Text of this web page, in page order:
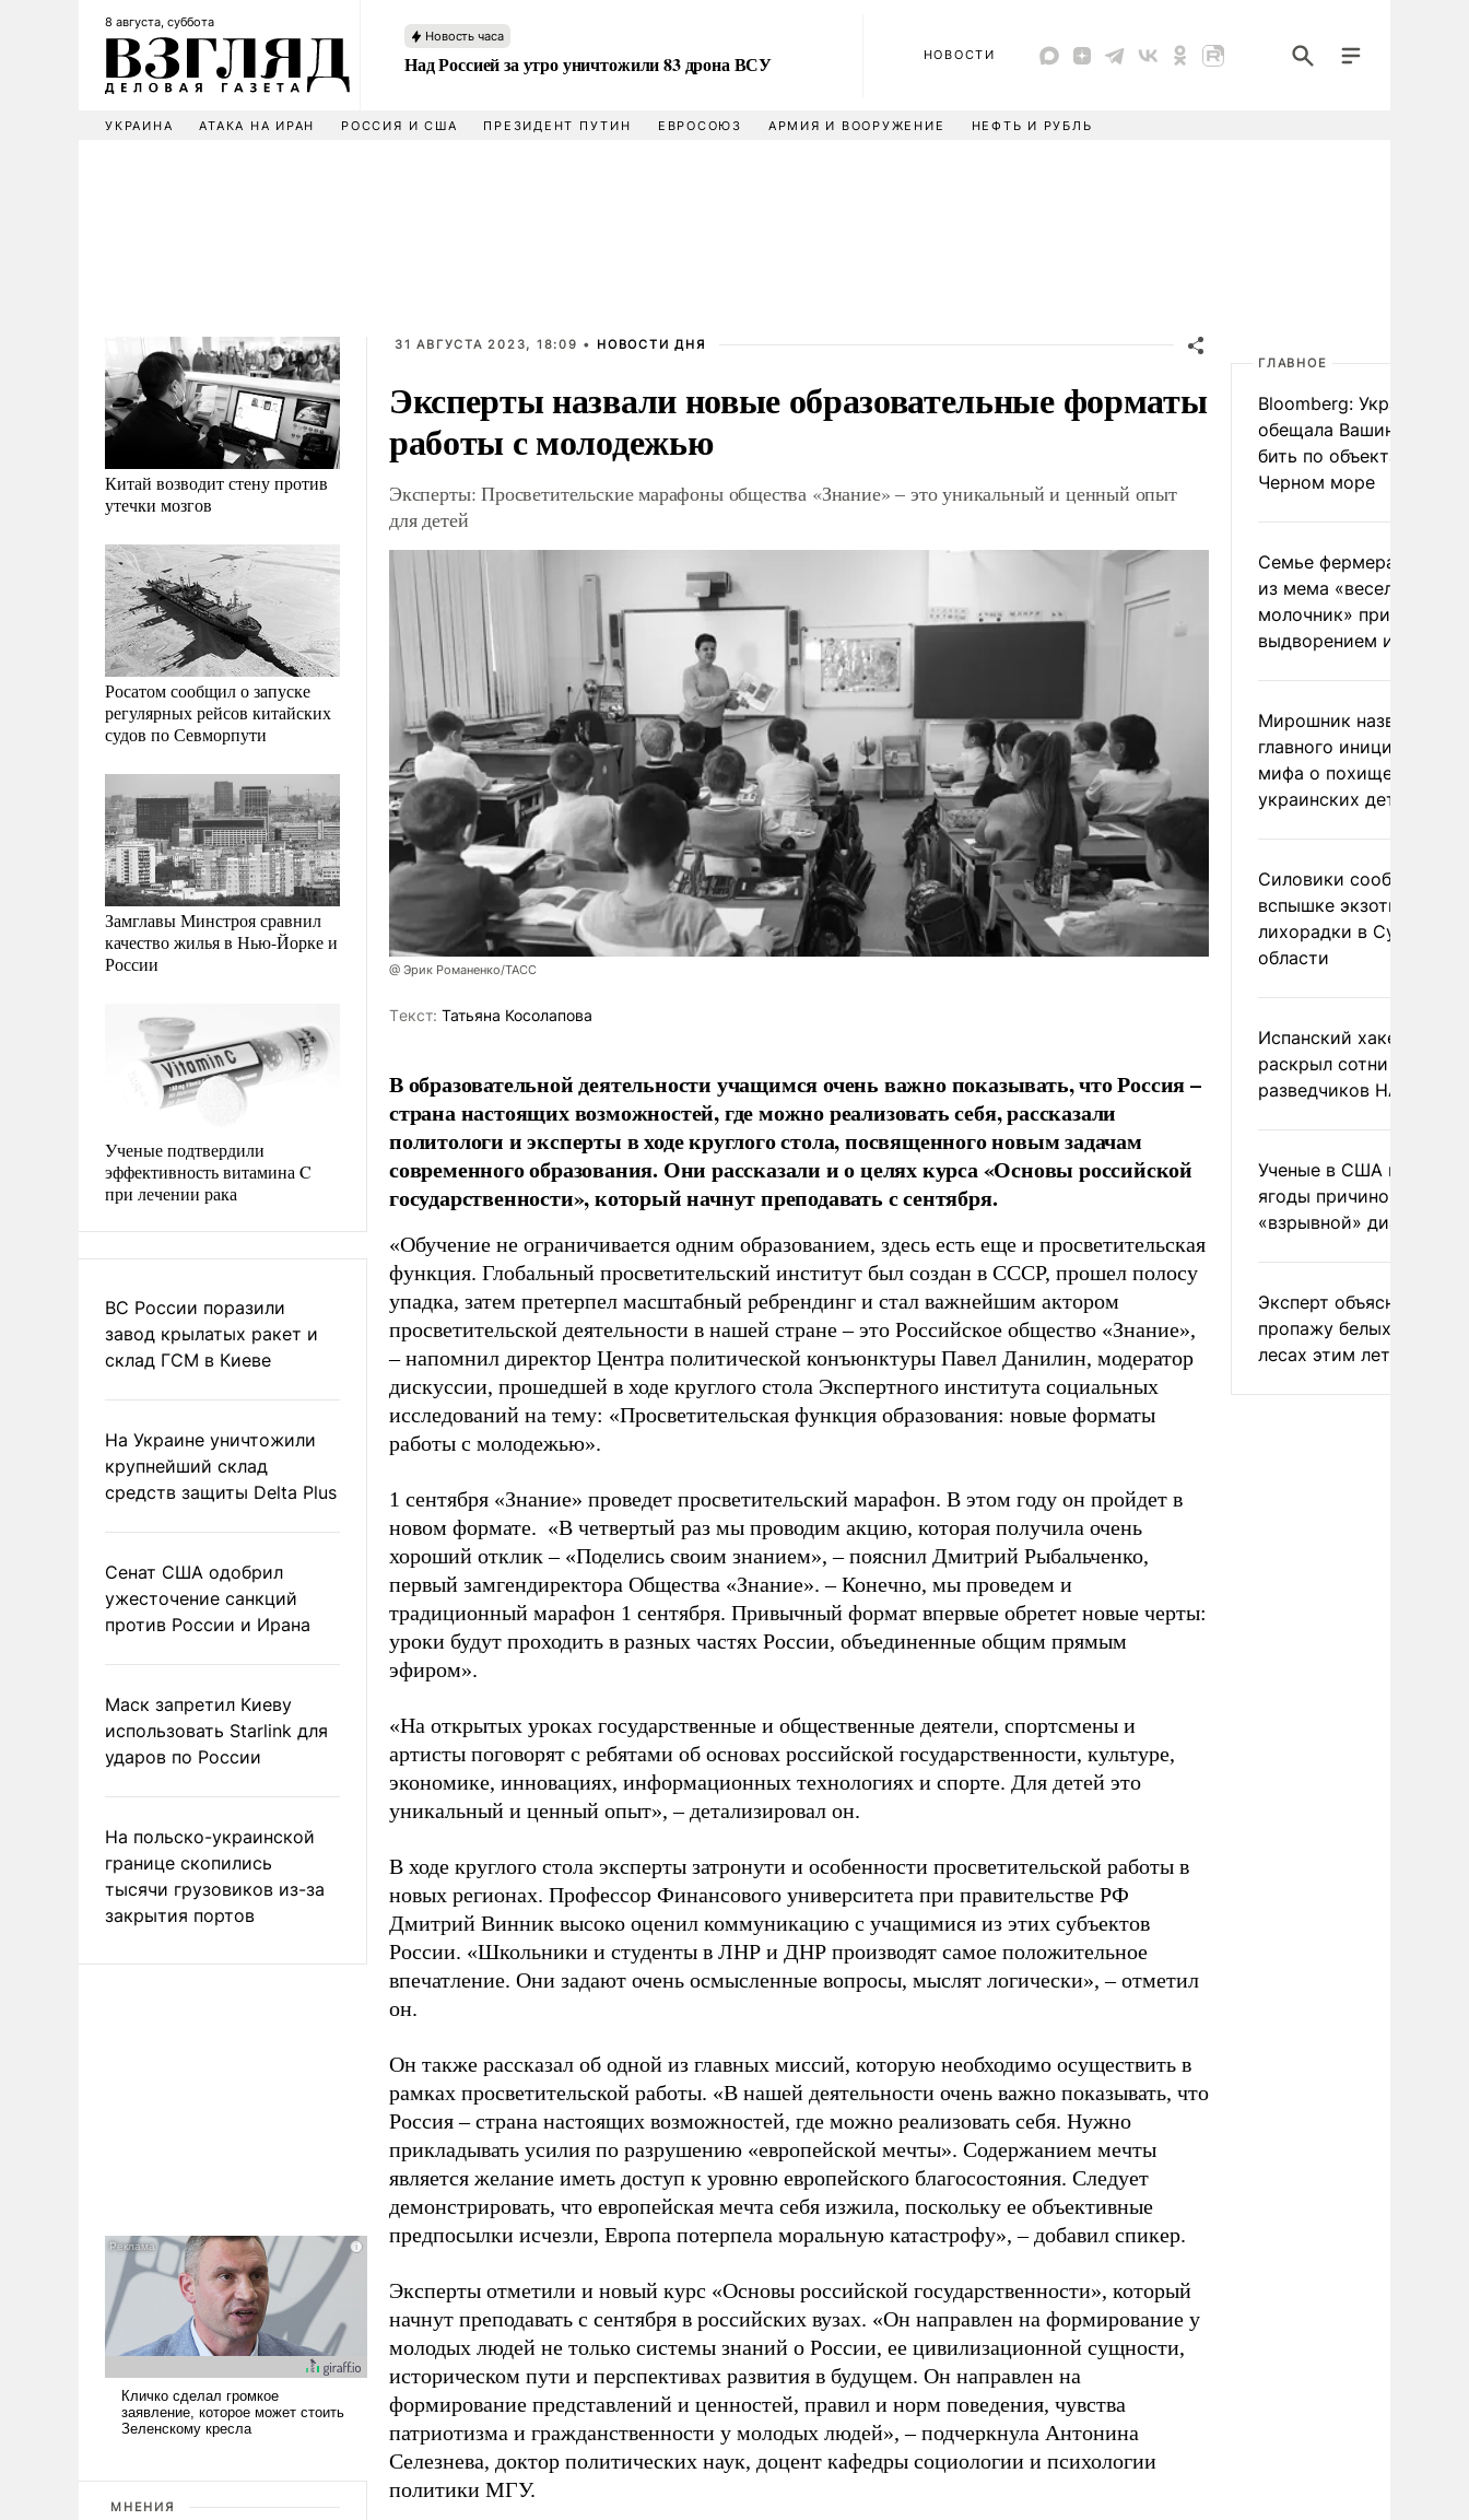
8 августа, суббота
Новость часа
Над Россией за утро уничтожили 83 дрона ВСУ НОВОСТИ
УКРАИНА АТАКА НА ИРАН РОССИЯ И США ПРЕЗИДЕНТ ПУТИН ЕВРОСОЮЗ АРМИЯ И ВООРУЖЕНИЕ НЕФТЬ И РУБЛЬ
Китай возводит стену против
утечки мозгов
Росатом сообщил о запуске
регулярных рейсов китайских
судов по Севморпути
Замглавы Минстроя сравнил
качество жилья в Нью-Йорке и
России
Ученые подтвердили
эффективность витамина C
при лечении рака
ВС России поразили
завод крылатых ракет и
склад ГСМ в Киеве
На Украине уничтожили
крупнейший склад
средств защиты Delta Plus
Сенат США одобрил
ужесточение санкций
против России и Ирана
Маск запретил Киеву
использовать Starlink для
ударов по России
На польско-украинской
границе скопились
тысячи грузовиков из-за
закрытия портов
МНЕНИЯ
31 АВГУСТА 2023, 18:09 • НОВОСТИ ДНЯ
Эксперты назвали новые образовательные форматы
работы с молодежью
Эксперты: Просветительские марафоны общества «Знание» – это уникальный и ценный опыт
для детей
@ Эрик Романенко/ТАСС
Tекст: Татьяна Косолапова
В образовательной деятельности учащимся очень важно показывать, что Россия –
страна настоящих возможностей, где можно реализовать себя, рассказали
политологи и эксперты в ходе круглого стола, посвященного новым задачам
современного образования. Они рассказали и о целях курса «Основы российской
государственности», который начнут преподавать с сентября.
«Обучение не ограничивается одним образованием, здесь есть еще и просветительская
функция. Глобальный просветительский институт был создан в СССР, прошел полосу
упадка, затем претерпел масштабный ребрендинг и стал важнейшим актором
просветительской деятельности в нашей стране – это Российское общество «Знание»,
– напомнил директор Центра политической конъюнктуры Павел Данилин, модератор
дискуссии, прошедшей в ходе круглого стола Экспертного института социальных
исследований на тему: «Просветительская функция образования: новые форматы
работы с молодежью».
1 сентября «Знание» проведет просветительский марафон. В этом году он пройдет в
новом формате. «В четвертый раз мы проводим акцию, которая получила очень
хороший отклик – «Поделись своим знанием», – пояснил Дмитрий Рыбальченко,
первый замгендиректора Общества «Знание». – Конечно, мы проведем и
традиционный марафон 1 сентября. Привычный формат впервые обретет новые черты:
уроки будут проходить в разных частях России, объединенные общим прямым
эфиром».
«На открытых уроках государственные и общественные деятели, спортсмены и
артисты поговорят с ребятами об основах российской государственности, культуре,
экономике, инновациях, информационных технологиях и спорте. Для детей это
уникальный и ценный опыт», – детализировал он.
В ходе круглого стола эксперты затронути и особенности просветительской работы в
новых регионах. Профессор Финансового университета при правительстве РФ
Дмитрий Винник высоко оценил коммуникацию с учащимися из этих субъектов
России. «Школьники и студенты в ЛНР и ДНР производят самое положительное
впечатление. Они задают очень осмысленные вопросы, мыслят логически», – отметил
он.
Он также рассказал об одной из главных миссий, которую необходимо осуществить в
рамках просветительской работы. «В нашей деятельности очень важно показывать, что
Россия – страна настоящих возможностей, где можно реализовать себя. Нужно
прикладывать усилия по разрушению «европейской мечты». Содержанием мечты
является желание иметь доступ к уровню европейского благосостояния. Следует
демонстрировать, что европейская мечта себя изжила, поскольку ее объективные
предпосылки исчезли, Европа потерпела моральную катастрофу», – добавил спикер.
Эксперты отметили и новый курс «Основы российской государственности», который
начнут преподавать с сентября в российских вузах. «Он направлен на формирование у
молодых людей не только системы знаний о России, ее цивилизационной сущности,
историческом пути и перспективах развития в будущем. Он направлен на
формирование представлений и ценностей, правил и норм поведения, чувства
патриотизма и гражданственности у молодых людей», – подчеркнула Антонина
Селезнева, доктор политических наук, доцент кафедры социологии и психологии
политики МГУ.
ГЛАВНОЕ
Bloomberg: Украина
обещала Вашингтону не
бить по объектам КТК в
Черном море
Семье фермера
из мема «веселый
молочник» пригрозили
выдворением из
Мирошник назвал
главного инициатора
мифа о похищении
украинских детей
Силовики сообщили о
вспышке экзотической
лихорадки в Сумской
области
Испанский хакер Хиль
раскрыл сотни
разведчиков НАТО и
Ученые в США назвали
ягоды причиной
«взрывной» диареи
Эксперт объяснил
пропажу белых грибов
лесах этим летом